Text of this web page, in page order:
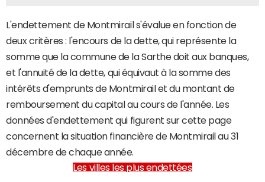
L'endettement de Montmirail s'évalue en fonction de
deux critères : l'encours de la dette, qui représente la
somme que la commune de la Sarthe doit aux banques,
et l'annuité de la dette, qui équivaut à la somme des
intérêts d'emprunts de Montmirail et du montant de
remboursement du capital au cours de l'année. Les
données d'endettement qui figurent sur cette page
concernent la situation financière de Montmirail au 31
décembre de chaque année.
Les villes les plus endettées